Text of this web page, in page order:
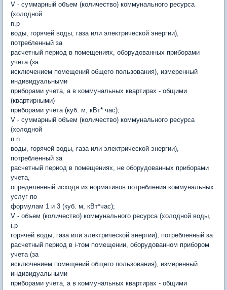
V - суммарный объем (количество) коммунального ресурса
(холодной
n.p
воды, горячей воды, газа или электрической энергии),
потребленный за
расчетный период в помещениях, оборудованных приборами
учета (за
исключением помещений общего пользования), измеренный
индивидуальными
приборами учета, а в коммунальных квартирах - общими
(квартирными)
приборами учета (куб. м, кВт* час);
V - суммарный объем (количество) коммунального ресурса
(холодной
n.n
воды, горячей воды, газа или электрической энергии),
потребленный за
расчетный период в помещениях, не оборудованных приборами
учета,
определенный исходя из нормативов потребления коммунальных
услуг по
формулам 1 и 3 (куб. м, кВт*час);
V - объем (количество) коммунального ресурса (холодной воды,
i.p
горячей воды, газа или электрической энергии), потребленный за
расчетный период в i-том помещении, оборудованном прибором
учета (за
исключением помещений общего пользования), измеренный
индивидуальными
приборами учета, а в коммунальных квартирах - общими